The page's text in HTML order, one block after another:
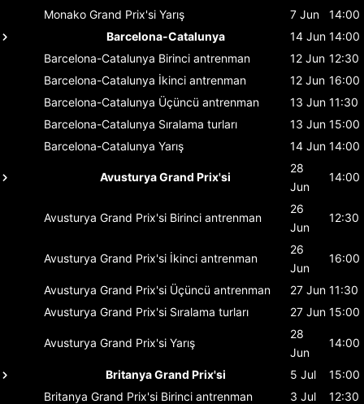
Monako Grand Prix'si Yarış 7 Jun
14:00
Barcelona-Catalunya
14 Jun 14:00
Barcelona-Catalunya Birinci antrenman 12 Jun 12:30
Barcelona-Catalunya İkinci antrenman 12 Jun 16:00
Barcelona-Catalunya Üçüncü antrenman 13 Jun 11:30
Barcelona-Catalunya Sıralama turları 13 Jun 15:00
Barcelona-Catalunya Yarış 14 Jun 14:00
Avusturya Grand Prix'si
28
Jun
14:00
Avusturya Grand Prix'si Birinci antrenman
26
Jun
12:30
Avusturya Grand Prix'si İkinci antrenman
26
Jun
16:00
Avusturya Grand Prix'si Üçüncü antrenman 27 Jun 11:30
Avusturya Grand Prix'si Sıralama turları 27 Jun 15:00
Avusturya Grand Prix'si Yarış
28
Jun
14:00
Britanya Grand Prix'si 5 Jul
15:00
Britanya Grand Prix'si Birinci antrenman 3 Jul
12:30